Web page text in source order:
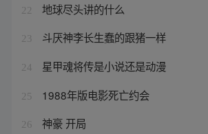
22 地球尽头讲的什么
23 斗厌神李长生蠢的跟猪一样
24 星甲魂将传是小说还是动漫
25 1988年版电影死亡约会
26 神豪 开局